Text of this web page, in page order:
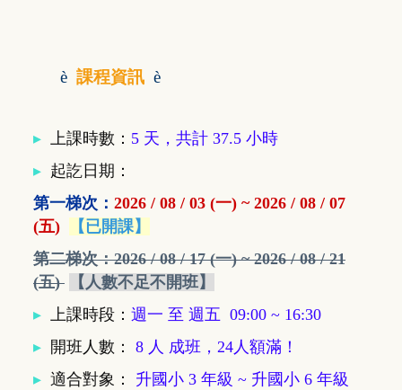
è 課程資訊 è
▸ 上課時數： 5 天，共計 37.5 小時
▸ 起訖日期：
第一梯次： 2026 / 08 / 03 (一) ~ 2026 / 08 / 07
(五)
【已開課】
第二梯次：2026 / 08 / 17 (一) ~ 2026 / 08 / 21
(五)
【人數不足不開班】
▸ 上課時段： 週一 至 週五 09:00 ~ 16:30
▸ 開班人數 ：
8 人 成班，24人額滿！
▸ 適合對象 ： 升國小 3 年級 ~ 升國小 6 年級